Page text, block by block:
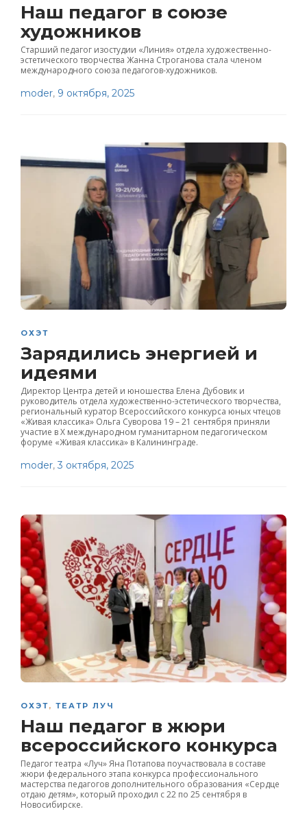
Наш педагог в союзе
художников
Старший педагог изостудии «Линия» отдела художественно-
эстетического творчества Жанна Строганова стала членом
международного союза педагогов-художников.
moder, 9 октября, 2025
ОХЭТ
Зарядились энергией и
идеями
Директор Центра детей и юношества Елена Дубовик и
руководитель отдела художественно-эстетического творчества,
региональный куратор Всероссийского конкурса юных чтецов
«Живая классика» Ольга Суворова 19 – 21 сентября приняли
участие в X международном гуманитарном педагогическом
форуме «Живая классика» в Калининграде.
moder, 3 октября, 2025
ОХЭТ, ТЕАТР ЛУЧ
Наш педагог в жюри
всероссийского конкурса
Педагог театра «Луч» Яна Потапова поучаствовала в составе
жюри федерального этапа конкурса профессионального
мастерства педагогов дополнительного образования «Сердце
отдаю детям», который проходил с 22 по 25 сентября в
Новосибирске.